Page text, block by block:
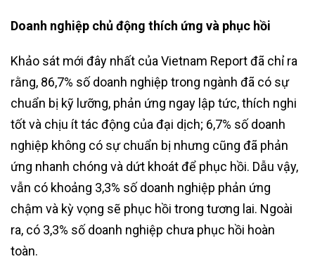
Doanh nghiệp chủ động thích ứng và phục hồi
Khảo sát mới đây nhất của Vietnam Report đã chỉ ra
rằng, 86,7% số doanh nghiệp trong ngành đã có sự
chuẩn bị kỹ lưỡng, phản ứng ngay lập tức, thích nghi
tốt và chịu ít tác động của đại dịch; 6,7% số doanh
nghiệp không có sự chuẩn bị nhưng cũng đã phản
ứng nhanh chóng và dứt khoát để phục hồi. Dẫu vậy,
vẫn có khoảng 3,3% số doanh nghiệp phản ứng
chậm và kỳ vọng sẽ phục hồi trong tương lai. Ngoài
ra, có 3,3% số doanh nghiệp chưa phục hồi hoàn
toàn.